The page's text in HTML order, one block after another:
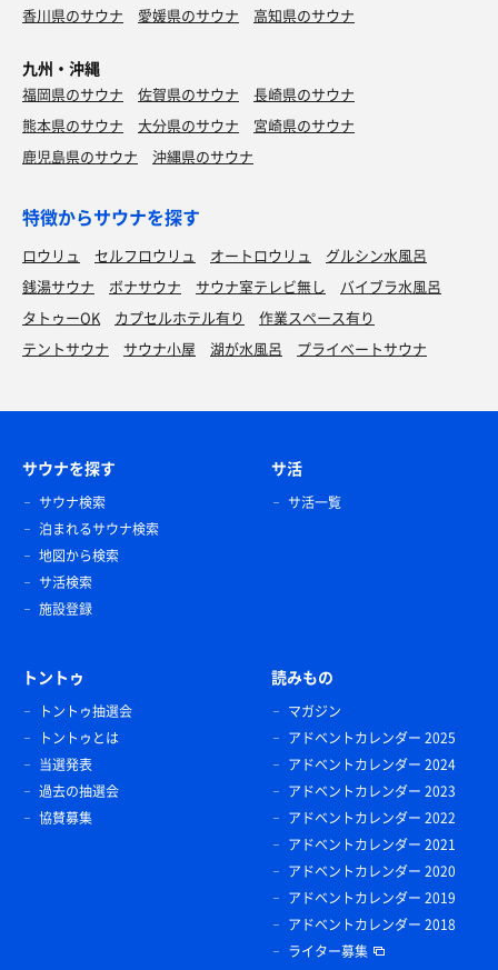
香川県のサウナ
愛媛県のサウナ 高知県のサウナ
九州・沖縄
福岡県のサウナ 佐賀県のサウナ
長崎県のサウナ
熊本県のサウナ
大分県のサウナ
宮崎県のサウナ
鹿児島県のサウナ
沖縄県のサウナ
特徴からサウナを探す
ロウリュ セルフロウリュ オートロウリュ
グルシン水風呂
銭湯サウナ
ボナサウナ サウナ室テレビ無し
バイブラ水風呂
タトゥーOK
カプセルホテル有り
作業スペース有り
テントサウナ
サウナ小屋 湖が水風呂 プライベートサウナ
サウナを探す
サウナ検索
泊まれるサウナ検索
地図から検索
サ活検索
施設登録
サ活
サ活一覧
トントゥ
トントゥ抽選会
トントゥとは
当選発表
過去の抽選会
協賛募集
読みもの
マガジン
アドベントカレンダー 2025
アドベントカレンダー 2024
アドベントカレンダー 2023
アドベントカレンダー 2022
アドベントカレンダー 2021
アドベントカレンダー 2020
アドベントカレンダー 2019
アドベントカレンダー 2018
ライター募集